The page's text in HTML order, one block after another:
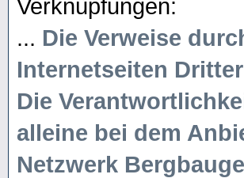
Verknüpfungen:
... Die Verweise
Internetseiten
Die
alleine bei dem
Netzwerk